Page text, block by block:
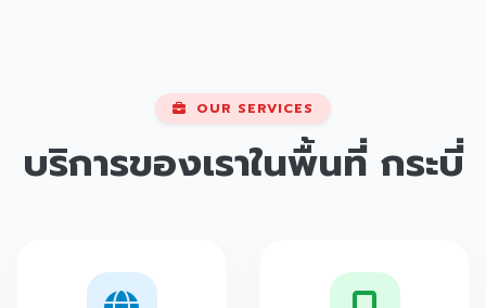
OUR SERVICES
บริการของเราในพื้นที่ กระบี่